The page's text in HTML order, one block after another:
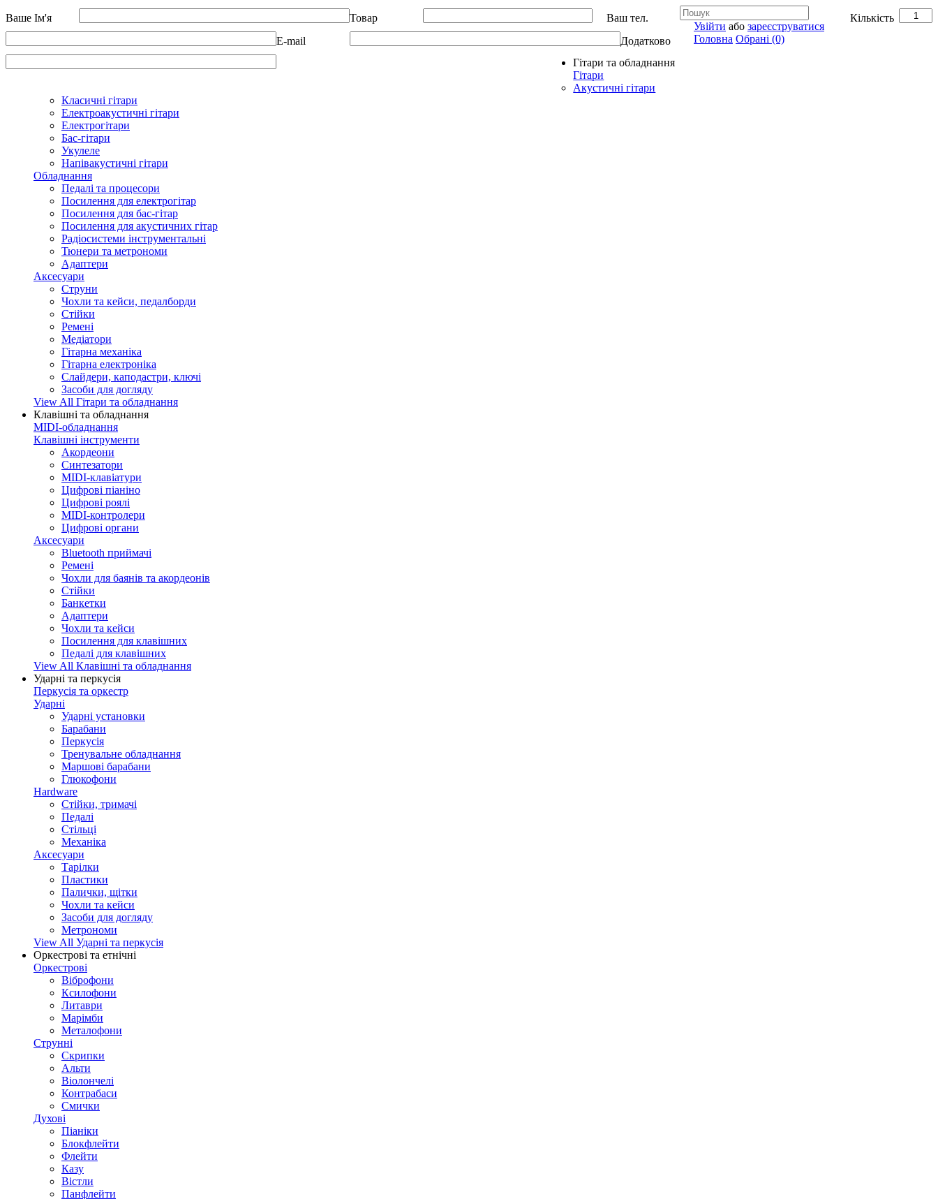
Ваше Ім'я Товар Кількість
Ваш тел.
E-mail
Додатково
Allegro - Music: Музичні інструменти в Україні
Увійти або зареєструватися
Головна Обрані (0)
Гітари та обладнання
Гітари
Акустичні гітари
Класичні гітари
Електроакустичні гітари
Електрогітари
Бас-гітари
Укулеле
Напівакустичні гітари
Обладнання
Педалі та процесори
Посилення для електрогітар
Посилення для бас-гітар
Посилення для акустичних гітар
Радіосистеми інструментальні
Тюнери та метрономи
Адаптери
Аксесуари
Струни
Чохли та кейси, педалборди
Стійки
Ремені
Медіатори
Гітарна механіка
Гітарна електроніка
Слайдери, каподастри, ключі
Засоби для догляду
View All Гітари та обладнання
Клавішні та обладнання
MIDI-обладнання
Клавішні інструменти
Акордеони
Синтезатори
MIDI-клавіатури
Цифрові піаніно
Цифрові роялі
MIDI-контролери
Цифрові органи
Аксесуари
Bluetooth приймачі
Ремені
Чохли для баянів та акордеонів
Стійки
Банкетки
Адаптери
Чохли та кейси
Посилення для клавішних
Педалі для клавішних
View All Клавішні та обладнання
Ударні та перкусія
Перкусія та оркестр
Ударні
Ударні установки
Барабани
Перкусія
Тренувальне обладнання
Маршові барабани
Глюкофони
Hardware
Стійки, тримачі
Педалі
Стільці
Механіка
Аксесуари
Тарілки
Пластики
Палички, щітки
Чохли та кейси
Засоби для догляду
Метрономи
View All Ударні та перкусія
Оркестрові та етнічні
Оркестрові
Віброфони
Ксилофони
Литаври
Марімби
Металофони
Струнні
Скрипки
Альти
Віолончелі
Контрабаси
Смички
Духові
Піаніки
Блокфлейти
Флейти
Казу
Вістли
Панфлейти